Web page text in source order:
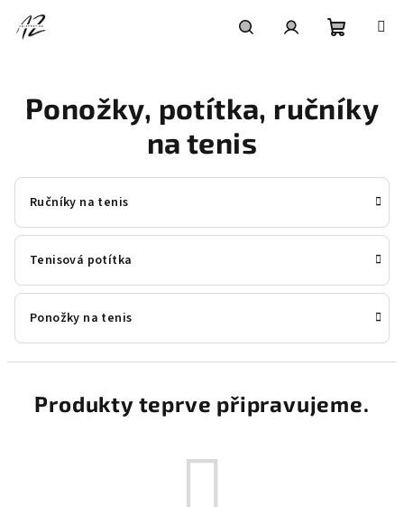
obsah
košík
Ponožky, potítka, ručníky
na tenis
Ručníky na tenis
Tenisová potítka
Ponožky na tenis
Produkty teprve připravujeme.